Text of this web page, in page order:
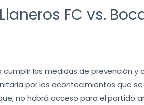
FC vs.
las medidas de prevención
por los acontecimientos que se
no habrá acceso para el partido